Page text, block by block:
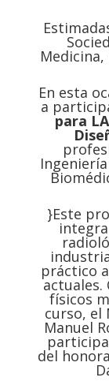
En esta
a
para
}Este
práctico
actuales.
físicos
curso, el
Manuel
del